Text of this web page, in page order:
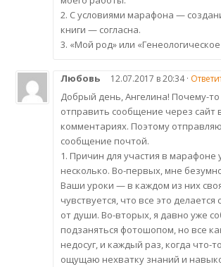
2. С условиями марафона —
книги — согласна.
3. «Мой род» или
Любовь 12.07.2017 в 20:34 ·
Добрый день, Ангелина! Почему-то
отправить сообщение через сайт
комментариях. Поэтому
сообщение почтой.
1. Причин для участия в марафоне
несколько. Во-первых, мне
Ваши уроки — в каждом из них
чувствуется, что все это
от души. Во-вторых, я давно уже
подзаняться фотошопом, но все
недосуг, и каждый раз, когда что-
ощущаю нехватку знаний и